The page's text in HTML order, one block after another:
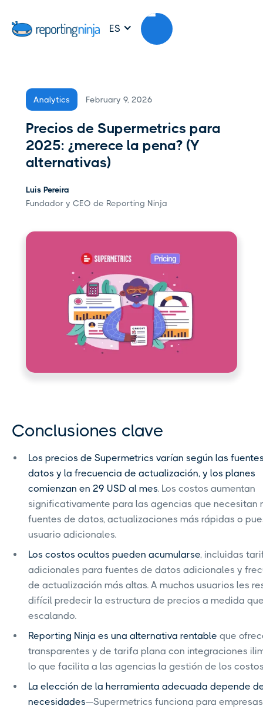
ES
Analytics February 9, 2026
Precios de Supermetrics para
2025: ¿merece la pena? (Y
alternativas)
Luis Pereira
Fundador y CEO de Reporting Ninja
Conclusiones clave
Los precios de Supermetrics varían según las
datos y la frecuencia de actualización, y los planes
comienzan en 29 USD al mes. Los costos aumentan
significativamente para las agencias que necesitan
fuentes de datos, actualizaciones más rápidas o
usuario adicionales.
Los costos ocultos pueden acumularse, incluidas
adicionales para fuentes de datos adicionales y
de actualización más altas. A muchos usuarios les
difícil predecir la estructura de precios a medida
escalando.
Reporting Ninja es una alternativa rentable que
transparentes y de tarifa plana con integraciones
lo que facilita a las agencias la gestión de los
La elección de la herramienta adecuada depende
necesidades—Supermetrics funciona para